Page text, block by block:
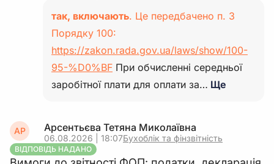
так, включають. Це передбачено п. 3
Порядку 100:
https://zakon.rada.gov.ua/laws/show/100-
95-%D0%BF При обчисленні середньої
заробітної плати для оплати за… Ще
АР Арсентьєва Тетяна Миколаївна
06.08.2026 | 18:07Бухоблік та фінзвітність
ВІДПОВІДЬ НАДАНО